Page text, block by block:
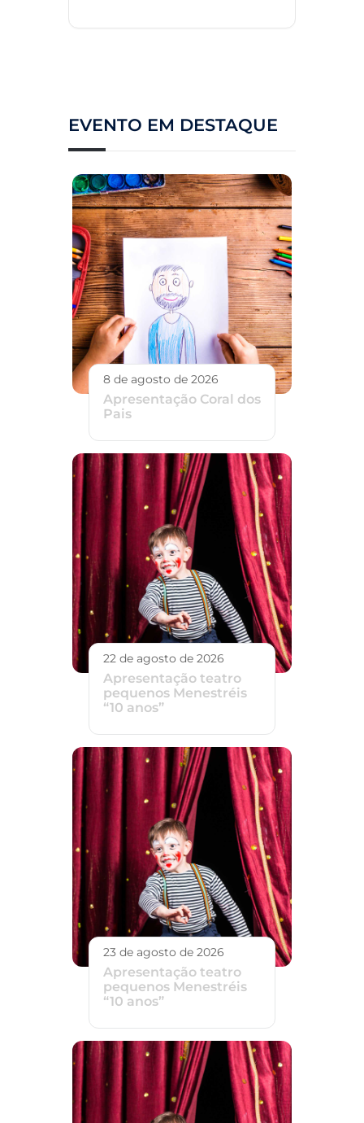
EVENTO EM DESTAQUE
8 de agosto de 2026
Apresentação Coral dos
Pais
22 de agosto de 2026
Apresentação teatro
pequenos Menestréis
“10 anos”
23 de agosto de 2026
Apresentação teatro
pequenos Menestréis
“10 anos”